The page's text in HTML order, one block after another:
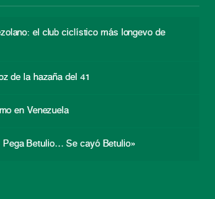
el club ciclístico más longevo de
de la hazaña del 41
en Venezuela
Betulio… Se cayó Betulio»